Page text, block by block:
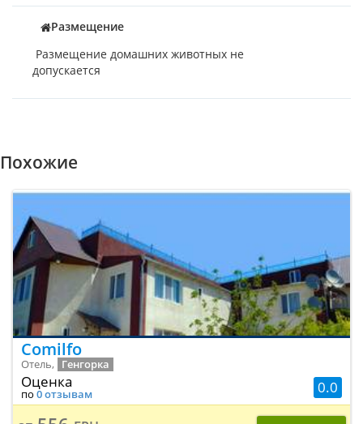
Размещение
Размещение домашних животных не
допускается
Похожие
Comilfo
Отель, Генгорка
0.0
Оценка
по 0 отзывам